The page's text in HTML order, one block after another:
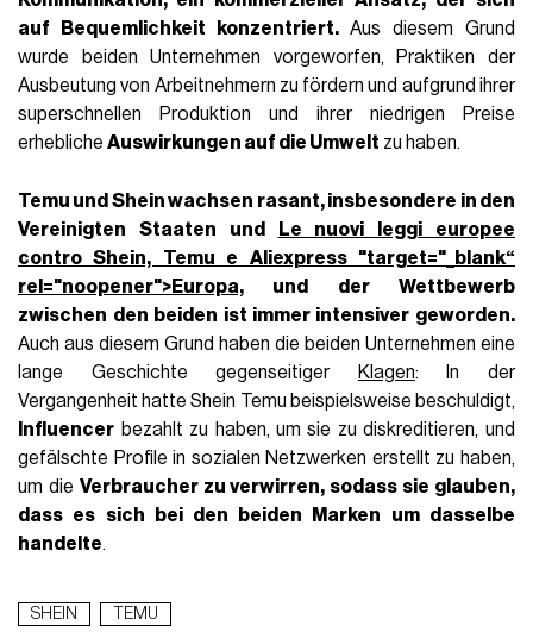
auf Bequemlichkeit konzentriert.Aus diesem Grund
wurde beiden Unternehmen vorgeworfen, Praktiken der
Ausbeutung von Arbeitnehmern zu fördern und aufgrund ihrer
superschnellen Produktion und ihrer niedrigen Preise
erheblicheAuswirkungen auf die Umwelt zu haben.
Temu und Shein wachsen rasant, insbesondere in den
Vereinigten Staaten und
Le nuovi leggi europee
contro Shein, Temu e Aliexpress "target="_blank“
rel="noopener">Europa, und der Wettbewerb
zwischen den beiden ist immer intensiver geworden.
Auch aus diesem Grund haben die beiden Unternehmen eine
lange Geschichte gegenseitiger
Klagen: In der
Vergangenheit hatte Shein Temu beispielsweise beschuldigt,
Influencer bezahlt zu haben, um sie zu diskreditieren, und
gefälschte Profile in sozialen Netzwerken erstellt zu haben,
um die Verbraucher zu verwirren, sodass sie glauben,
dass es sich bei den beiden Marken um dasselbe
handelte.
SHEIN TEMU